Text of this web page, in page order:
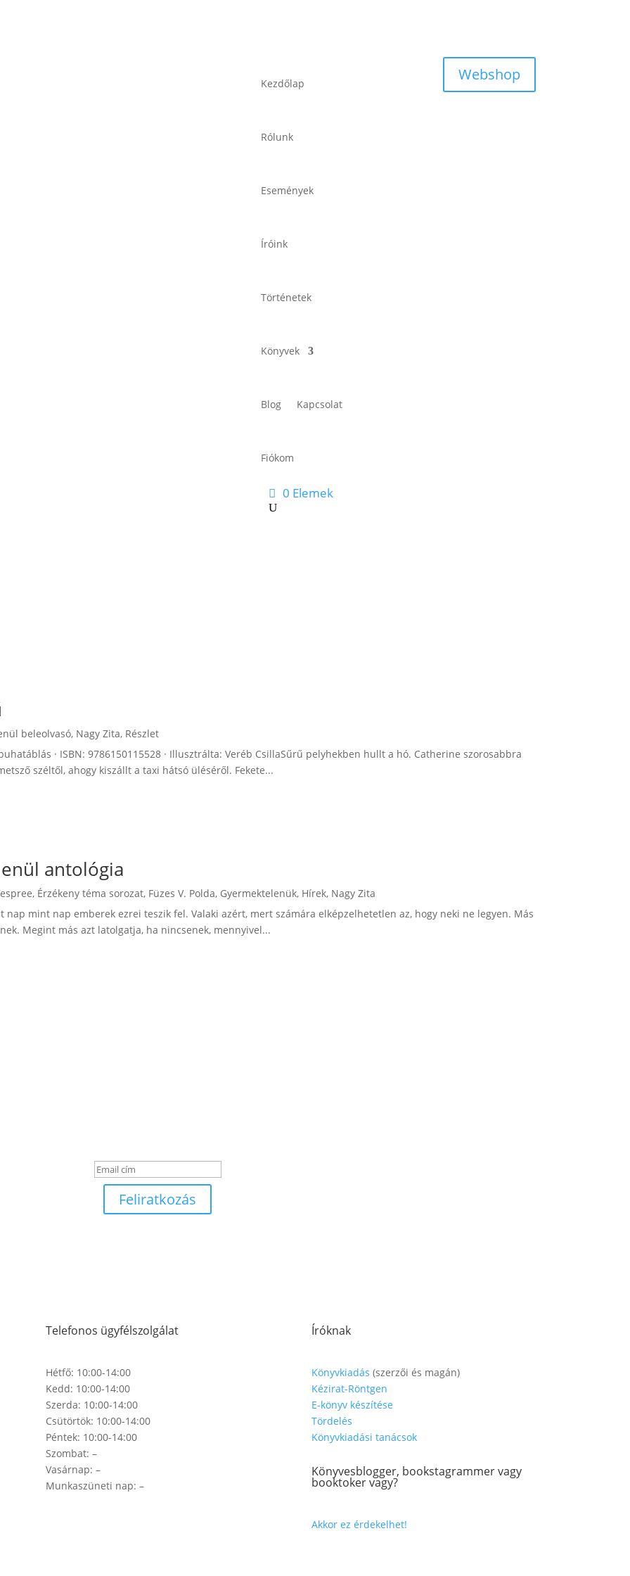
Kezdőlap
Rólunk
Események
Íróink
Történetek
Könyvek
Blog Kapcsolat
Fiókom
0 Elemek
Webshop
beleolvasó, Nagy Zita, Részlet
· ISBN: 9786150115528 · Illusztrálta: Veréb CsillaSűrű pelyhekben hullt a hó. Catherine szorosabbra
széltől, ahogy kiszállt a taxi hátsó üléséről. Fekete...
antológia
, Érzékeny téma sorozat, Füzes V. Polda, Gyermektelenük, Hírek, Nagy Zita
nap mint nap emberek ezrei teszik fel. Valaki azért, mert számára elképzelhetetlen az, hogy neki ne legyen. Más
Megint más azt latolgatja, ha nincsenek, mennyivel...
Feliratkozás
Telefonos ügyfélszolgálat
Hétfő: 10:00-14:00
Kedd: 10:00-14:00
Szerda: 10:00-14:00
Csütörtök: 10:00-14:00
Péntek: 10:00-14:00
Szombat: –
Vasárnap: –
Munkaszüneti nap: –
Íróknak
Könyvkiadás (szerzői és magán)
Kézirat-Röntgen
E-könyv készítése
Tördelés
Könyvkiadási tanácsok
Könyvesblogger, bookstagrammer vagy
booktoker vagy?
Akkor ez érdekelhet!